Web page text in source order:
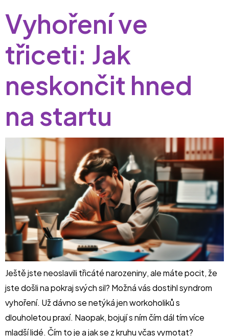
Vyhoření ve
třiceti: Jak
neskončit hned
na startu
Ještě jste neoslavili třicáté narozeniny, ale máte pocit, že
jste došli na pokraj svých sil? Možná vás dostihl syndrom
vyhoření. Už dávno se netýká jen workoholiků s
dlouholetou praxí. Naopak, bojují s ním čím dál tím více
mladší lidé. Čím to je a jak se z kruhu včas vymotat?